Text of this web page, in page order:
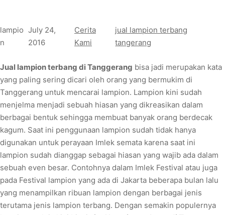
lampio
n
July 24,
2016
Cerita
Kami
jual lampion terbang
tangerang
Jual lampion terbang di Tanggerang bisa jadi merupakan kata
yang paling sering dicari oleh orang yang bermukim di
Tanggerang untuk mencarai lampion. Lampion kini sudah
menjelma menjadi sebuah hiasan yang dikreasikan dalam
berbagai bentuk sehingga membuat banyak orang berdecak
kagum. Saat ini penggunaan lampion sudah tidak hanya
digunakan untuk perayaan Imlek semata karena saat ini
lampion sudah dianggap sebagai hiasan yang wajib ada dalam
sebuah even besar. Contohnya dalam Imlek Festival atau juga
pada Festival lampion yang ada di Jakarta beberapa bulan lalu
yang menampilkan ribuan lampion dengan berbagai jenis
terutama jenis lampion terbang. Dengan semakin populernya